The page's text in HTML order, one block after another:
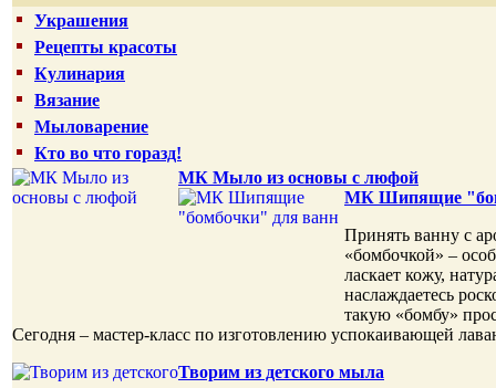
Украшения
Рецепты красоты
Кулинария
Вязание
Мыловарение
Кто во что горазд!
МК Мыло из основы с люфой
МК Шипящие
Принять ванну с
«бомбочкой» –
ласкает кожу,
наслаждаетесь
такую «бомбу»
Сегодня – мастер-класс по изготовлению успокаивающей
Творим из детского мыла